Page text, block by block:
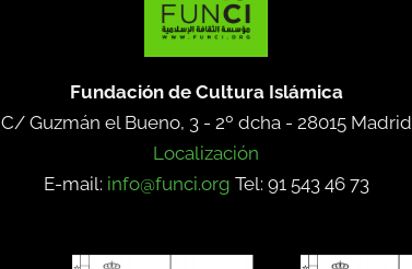
Fundación de Cultura Islámica
C/ Guzmán el Bueno, 3 - 2º dcha - 28015 Madrid
Localización
E-mail: info@funci.org Tel: 91 543 46 73